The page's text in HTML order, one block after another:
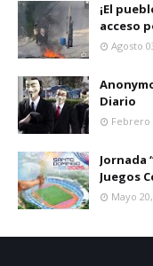
¡El
acceso
Agosto
Diario
Febrero
Jornada
Juegos
Mayo